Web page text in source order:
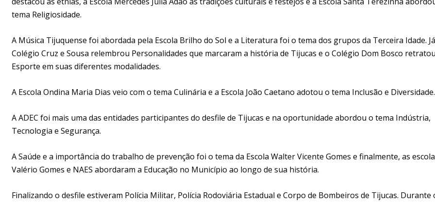
tema Religiosidade.
A Música Tijuquense foi abordada pela Escola Brilho do Sol e a Literatura foi o tema dos grupos da Terceira Idade.
Colégio Cruz e Sousa relembrou Personalidades que marcaram a história de Tijucas e o Colégio Dom Bosco
Esporte em suas diferentes modalidades.
A Escola Ondina Maria Dias veio com o tema Culinária e a Escola João Caetano adotou o tema Inclusão e Diversidade.
A ADEC foi mais uma das entidades participantes do desfile de Tijucas e na oportunidade abordou o tema Indústria,
Tecnologia e Segurança.
A Saúde e a importância do trabalho de prevenção foi o tema da Escola Walter Vicente Gomes e finalmente, as
Valério Gomes e NAES abordaram a Educação no Município ao longo de sua história.
Finalizando o desfile estiveram Polícia Militar, Polícia Rodoviária Estadual e Corpo de Bombeiros de Tijucas. Durante